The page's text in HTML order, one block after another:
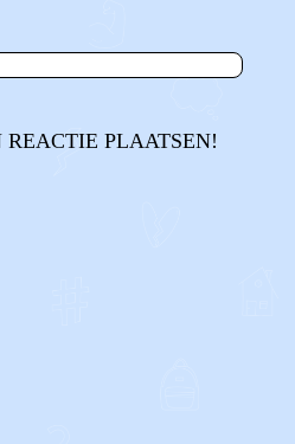
PLAATSEN!